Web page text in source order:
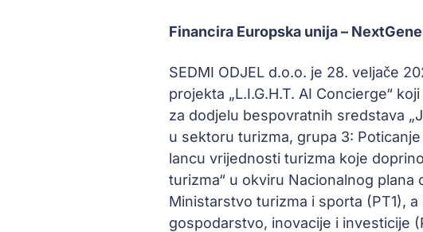
Financira Europska unija –
SEDMI ODJEL d.o.o. je 28. veljače
projekta „L.I.G.H.T. AI Concierge“
za dodjelu bespovratnih sredstava
u sektoru turizma, grupa 3:
lancu vrijednosti turizma koje
turizma“ u okviru Nacionalnog
Ministarstvo turizma i sporta (PT1),
gospodarstvo, inovacije i investicije